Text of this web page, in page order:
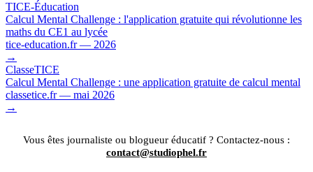
TICE-Éducation
Calcul Mental Challenge : l'application gratuite qui révolutionne les
maths du CE1 au lycée
tice-education.fr — 2026
→
ClasseTICE
Calcul Mental Challenge : une application gratuite de calcul mental
classetice.fr — mai 2026
→
Vous êtes journaliste ou blogueur éducatif ? Contactez-nous :
contact@studiophel.fr